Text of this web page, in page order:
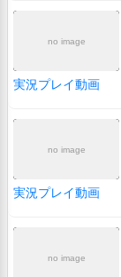
no image
実況プレイ動画
no image
実況プレイ動画
no image